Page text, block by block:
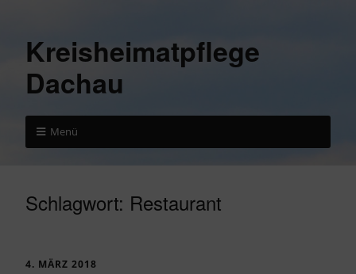
Kreisheimatpflege
Dachau
Menü
Schlagwort: Restaurant
4. MÄRZ 2018